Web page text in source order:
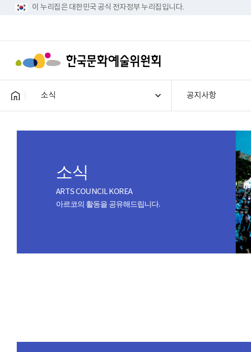
이 누리집은 대한민국 공식 전자정부 누리집입니다.
소식 공지사항
소식
ARTS COUNCIL KOREA
아르코의 활동을 공유해드립니다.